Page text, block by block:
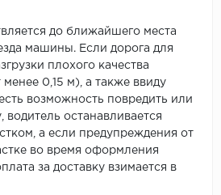
до ближайшего места
машины. Если дорога для
плохого качества
0,15 м), а также ввиду
возможность повредить или
останавливается
а если предупреждения от
во время оформления
за доставку взимается в